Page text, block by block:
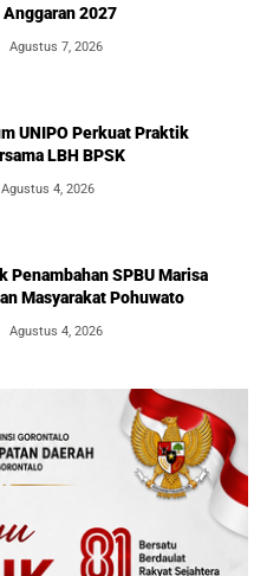
2027
Agustus 7, 2026
UNIPO Perkuat Praktik
LBH BPSK
Agustus 4, 2026
Penambahan SPBU Marisa
Masyarakat Pohuwato
Agustus 4, 2026